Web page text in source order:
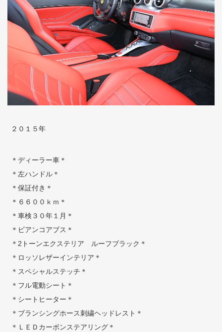
２０１５年
＊ディーラー車＊
＊左ハンドル＊
＊保証付き＊
＊６６００ｋｍ＊
＊車検３０年１月＊
＊ビアンコアブス＊
＊2トーンエクステリア ルーフブラック＊
＊ロッソレザーインテリア＊
＊スペシャルステッチ＊
＊フル電動シート＊
＊シートヒーター＊
＊ブランシングホース刺繍ヘッドレスト＊
＊ＬＥＤカーボンステアリング＊